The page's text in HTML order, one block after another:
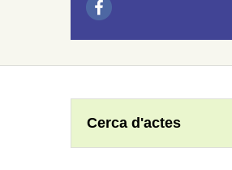
Cerca d'actes